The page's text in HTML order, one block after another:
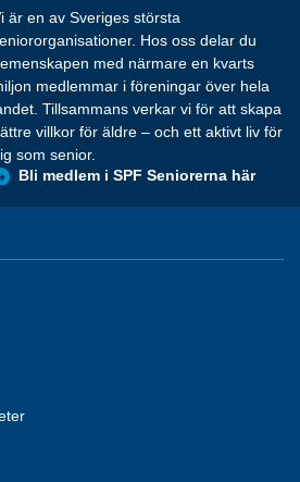
är en av Sveriges största
Hos oss delar du
med närmare en kvarts
medlemmar i föreningar över hela
Tillsammans verkar vi för att skapa
villkor för äldre – och ett aktivt liv för
som senior.
Bli medlem i SPF Seniorerna här